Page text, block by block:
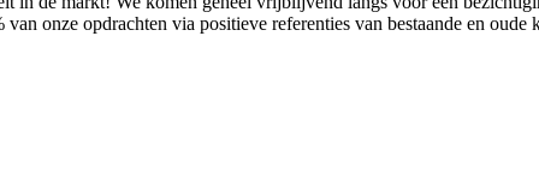
onze opdrachten via positieve referenties van bestaande en